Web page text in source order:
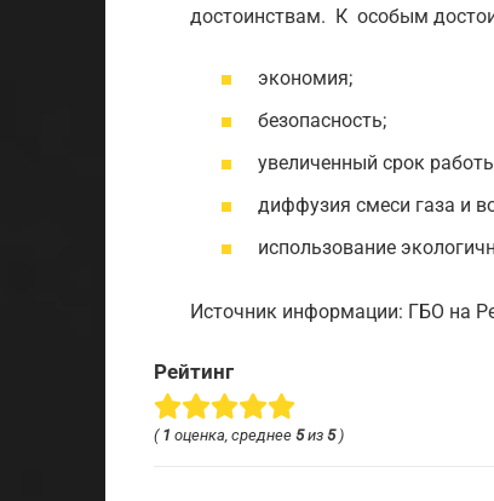
достоинствам. К особым
экономия;
безопасность;
увеличенный срок
диффузия смеси газа и
использование
Источник информации: ГБО на
Рейтинг
( 1 оценка, среднее 5из 5)